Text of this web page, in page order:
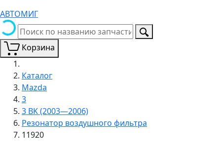
АВТОМИГ
Корзина
Каталог
Mazda
3
3 BK (2003—2006)
Резонатор воздушного фильтра
11920